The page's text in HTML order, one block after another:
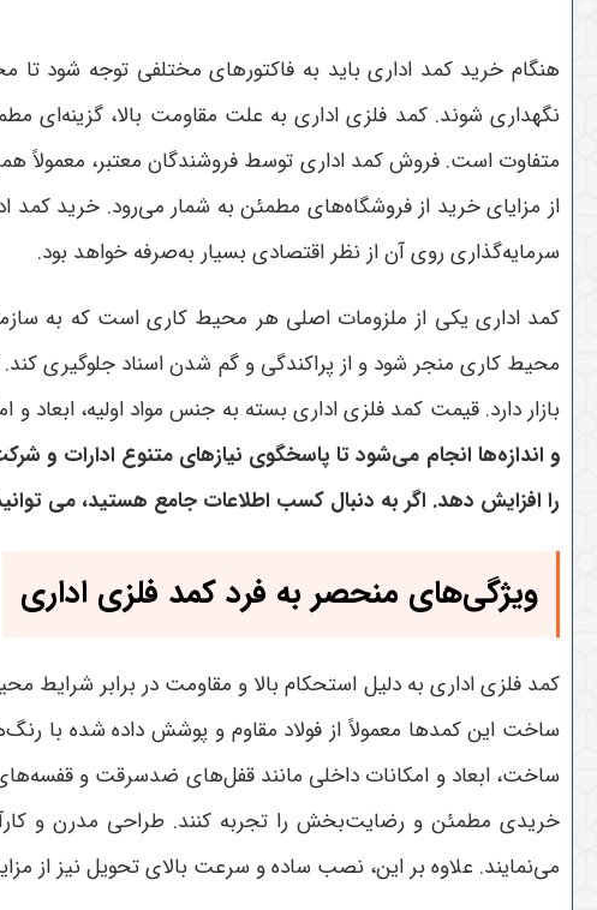
هنگام خرید کمد اداری باید به فاکتورهای مختلفی توجه شود
نگهداری شوند. کمد فلزی اداری به علت مقاومت بالا، گزینه‌ای
متفاوت است. فروش کمد اداری توسط فروشندگان معتبر، معمولاً
از مزایای خرید از فروشگاه‌های مطمئن به شمار می‌رود. خرید
سرمایه‌گذاری روی آن از نظر اقتصادی بسیار به‌صرفه خواهد بود.
کمد اداری یکی از ملزومات اصلی هر محیط کاری است که به
محیط کاری منجر شود و از پراکندگی و گم شدن اسناد جلوگیری کند.
بازار دارد. قیمت کمد فلزی اداری بسته به جنس مواد اولیه،
و اندازه‌ها انجام می‌شود تا پاسخگوی نیازهای متنوع ادارات و
را افزایش دهد. اگر به دنبال کسب اطلاعات جامع هستید، می
ویژگی‌های منحصر به فرد کمد فلزی اداری
کمد فلزی اداری به دلیل استحکام بالا و مقاومت در برابر شرایط
ساخت این کمدها معمولاً از فولاد مقاوم و پوشش داده شده با
ساخت، ابعاد و امکانات داخلی مانند قفل‌های ضدسرقت و
خریدی مطمئن و رضایت‌بخش را تجربه کنند. طراحی مدرن و
می‌نمایند. علاوه بر این، نصب ساده و سرعت بالای تحویل نیز از